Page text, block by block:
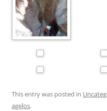
This entry was posted in
agelos.